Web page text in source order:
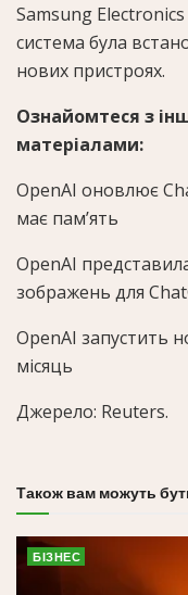
Samsung
система була
нових пристроях.
Ознайомтеся з
матеріалами:
OpenAI оновлює
має пам’ять
OpenAI
зображень для
OpenAI запустить
місяць
Джерело: Reuters.
Також вам можуть бути
БІЗНЕС